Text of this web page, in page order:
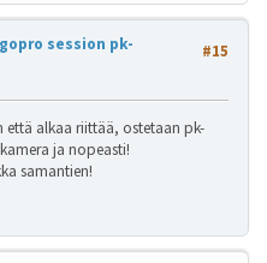
#15
session pk-
että alkaa riittää, ostetaan pk-
ja nopeasti!
samantien!